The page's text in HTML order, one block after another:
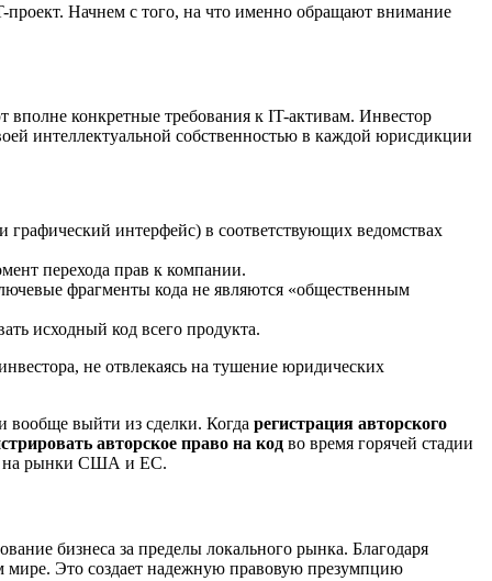
Начнем с того, на что именно обращают внимание
конкретные требования к IT-активам. Инвестор
интеллектуальной собственностью в каждой юрисдикции
графический интерфейс) в соответствующих ведомствах
перехода прав к компании.
фрагменты кода не являются «общественным
исходный код всего продукта.
не отвлекаясь на тушение юридических
вообще выйти из сделки. Когда регистрация авторского
авторское право на код во время горячей стадии
на рынки США и ЕС.
бизнеса за пределы локального рынка. Благодаря
мире. Это создает надежную правовую презумпцию